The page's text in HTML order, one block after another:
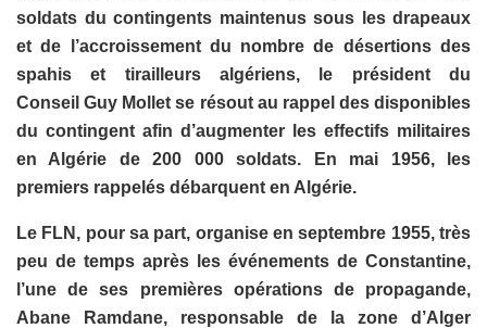
soldats du contingents maintenus sous les drapeaux
et de l’accroissement du nombre de désertions des
spahis et tirailleurs algériens, le président du
Conseil Guy Mollet se résout au rappel des disponibles
du contingent afin d’augmenter les effectifs militaires
en Algérie de 200 000 soldats. En mai 1956, les
premiers rappelés débarquent en Algérie.
Le FLN, pour sa part, organise en septembre 1955, très
peu de temps après les événements de Constantine,
l’une de ses premières opérations de propagande,
Abane Ramdane, responsable de la zone d’Alger